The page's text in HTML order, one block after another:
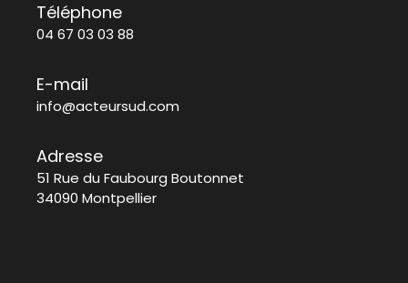
Téléphone
04 67 03 03 88
E-mail
info@acteursud.com
Adresse
51 Rue du Faubourg Boutonnet
34090 Montpellier